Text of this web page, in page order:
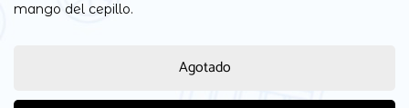
mango del cepillo.
Agotado